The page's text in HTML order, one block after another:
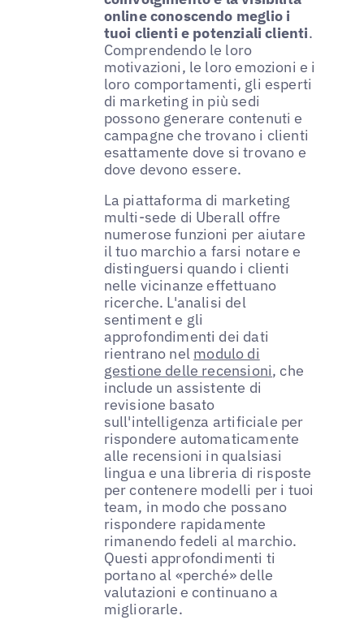
online conoscendo meglio i
tuoi clienti e potenziali clienti.
Comprendendo le loro
motivazioni, le loro emozioni e i
loro comportamenti, gli esperti
di marketing in più sedi
possono generare contenuti e
campagne che trovano i clienti
esattamente dove si trovano e
dove devono essere.
La piattaforma di marketing
multi-sede di Uberall offre
numerose funzioni per aiutare
il tuo marchio a farsi notare e
distinguersi quando i clienti
nelle vicinanze effettuano
ricerche. L'analisi del
sentiment e gli
approfondimenti dei dati
rientrano nel modulo di
gestione delle recensioni, che
include un assistente di
revisione basato
sull'intelligenza artificiale per
rispondere automaticamente
alle recensioni in qualsiasi
lingua e una libreria di risposte
per contenere modelli per i tuoi
team, in modo che possano
rispondere rapidamente
rimanendo fedeli al marchio.
Questi approfondimenti ti
portano al «perché» delle
valutazioni e continuano a
migliorarle.